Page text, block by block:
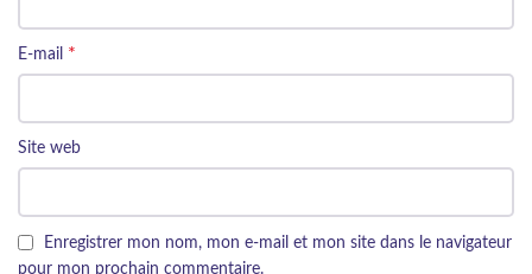
E-mail *
Site web
Enregistrer mon nom, mon e-mail et mon site dans le navigateur
pour mon prochain commentaire.